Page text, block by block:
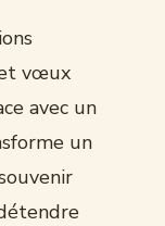
vœux
avec un
un